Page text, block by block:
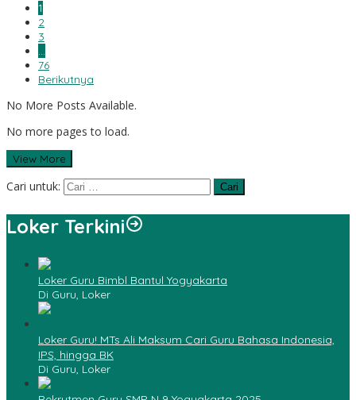
1
2
3
…
76
Berikutnya
No More Posts Available.
No more pages to load.
View More
Cari untuk:
Loker Terkini
Loker Guru Bimbl Bantul Yogyakarta
Di Guru, Loker
Loker Guru! MTs Ali Maksum Cari Guru Bahasa Indonesia,
IPS, hingga BK
Di Guru, Loker